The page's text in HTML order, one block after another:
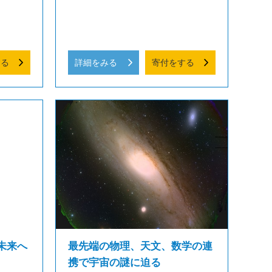
詳細をみる 寄付をする
来へ
最先端の物理、天文、数学の連
携で宇宙の謎に迫る